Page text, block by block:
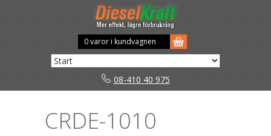
08-410 40 975
0 varor i kundvagnen
CRDE-1010